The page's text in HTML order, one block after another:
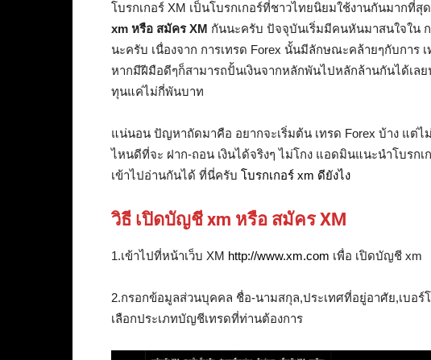
โบรกเกอร์ XM เป็นโบรกเกอร์ที่ชาวไทยนิยมใช้งานกันมากที่
xm หรือ สมัคร XM กันนะครับ ปัจจุบันเริ่มมีคนหันมาสนใจใน
นะครับ เนื่องจาก การเทรด Forex นั้นมีลักษณะคล้ายๆกับการ
หากมีฝีมือดีๆก็สามารถปั้นเงินจากหลักพันไปหลักล้านกันได้เล
ทุนแค่ไม่กี่พันบาท
แน่นอน ปัญหาถัดมาคือ อยากจะเริ่มต้น เทรด Forex บ้าง แต่ไ
ไหนดีที่จะ ฝาก-ถอน เงินได้จริงๆ ไม่โกง แอดมินแนะนำโบรกเ
เข้าไปอ่านกันได้ ที่นี่ครับ โบรกเกอร์ xm ดียังไง
วิธี เปิดบัญชี xm หรือ สมัคร XM
1.เข้าไปที่หน้าเว็บ XM http://www.xm.com เพื่อ เปิดบัญชี xm
2.กรอกข้อมูลส่วนบุคคล ชื่อ-นามสกุล,ประเทศที่อยู่อาศัย,เบอ
เลือกประเภทบัญชีเทรดที่ท่านต้องการ